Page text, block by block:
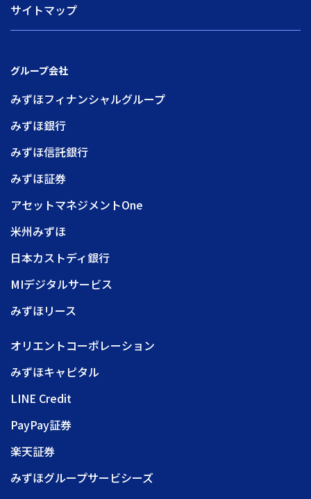
サイトマップ
グループ会社
みずほフィナンシャルグループ
みずほ銀行
みずほ信託銀行
みずほ証券
アセットマネジメントOne
米州みずほ
日本カストディ銀行
MIデジタルサービス
みずほリース
オリエントコーポレーション
みずほキャピタル
LINE Credit
PayPay証券
楽天証券
みずほグループサービシーズ